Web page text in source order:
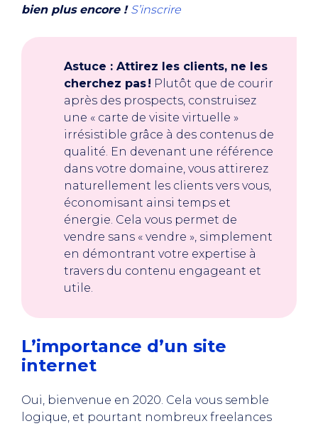
bien plus encore ! S’inscrire
Astuce : Attirez les clients, ne les
cherchez pas ! Plutôt que de courir
après des prospects, construisez
une « carte de visite virtuelle »
irrésistible grâce à des contenus de
qualité. En devenant une référence
dans votre domaine, vous attirerez
naturellement les clients vers vous,
économisant ainsi temps et
énergie. Cela vous permet de
vendre sans « vendre », simplement
en démontrant votre expertise à
travers du contenu engageant et
utile.
L’importance d’un site
internet
Oui, bienvenue en 2020. Cela vous semble
logique, et pourtant nombreux freelances